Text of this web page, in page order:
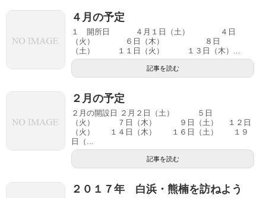
４月の予定
１ 開所日 ４月１日（土） ４日
（火） ６日（木） ８日
（土） １１日（火） １３日（木）...
記事を読む
２月の予定
２月の開設日 ２月２日（土） ５日
（火） ７日（木） ９日（土） １２日
（火） １４日（木） １６日（土） １９
日（...
記事を読む
２０１７年 白浜・熊楠を訪ねよう